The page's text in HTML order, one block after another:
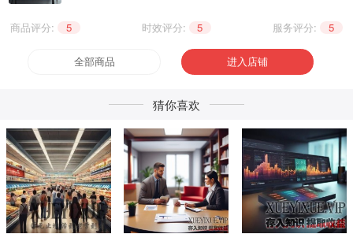
个性生活，健康养生 精神文化
商品评分: 5 时效评分: 5 服务评分: 5
全部商品 进入店铺
猜你喜欢